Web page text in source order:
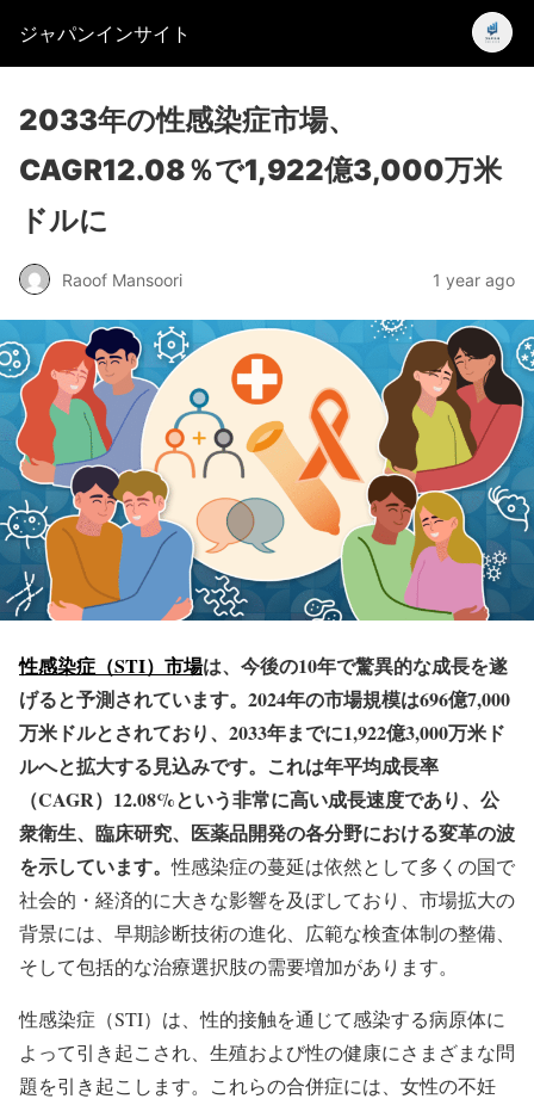
ジャパンインサイト
2033年の性感染症市場、
CAGR12.08％で1,922億3,000万米
ドルに
Raoof Mansoori 1 year ago
性感染症（STI）市場は、今後の10年で驚異的な成長を遂
げると予測されています。2024年の市場規模は696億7,000
万米ドルとされており、2033年までに1,922億3,000万米ド
ルへと拡大する見込みです。これは年平均成長率
（CAGR）12.08%という非常に高い成長速度であり、公
衆衛生、臨床研究、医薬品開発の各分野における変革の波
を示しています。性感染症の蔓延は依然として多くの国で
社会的・経済的に大きな影響を及ぼしており、市場拡大の
背景には、早期診断技術の進化、広範な検査体制の整備、
そして包括的な治療選択肢の需要増加があります。
性感染症（STI）は、性的接触を通じて感染する病原体に
よって引き起こされ、生殖および性の健康にさまざまな問
題を引き起こします。これらの合併症には、女性の不妊